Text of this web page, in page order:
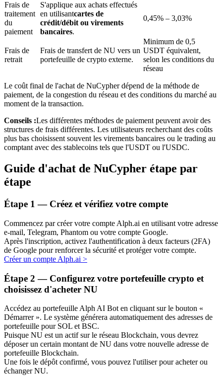
Prêts
Service d'emprunt adossé à des cryptomonnaies
Investissement automobile
Obtenez des bénéfices à long terme et des intérêts flexibles
Apprenez le Staking
Découvrez comment gagner un revenu passif
Bitrue
AI
Frais de
traitement
du
paiement
S'applique aux achats effectués
en utilisantcartes de
crédit/débit ou virements
bancaires.
0,45% – 3,03%
Frais de
retrait
Frais de transfert de NU vers un
portefeuille de crypto externe.
Minimum de 0,5
USDT équivalent,
selon les conditions du
réseau
Le coût final de l'achat de NuCypher dépend de la méthode de
paiement, de la congestion du réseau et des conditions du marché au
moment de la transaction.
Conseils :Les différentes méthodes de paiement peuvent avoir des
structures de frais différentes. Les utilisateurs recherchant des coûts
plus bas choisissent souvent les virements bancaires ou le trading au
comptant avec des stablecoins tels que l'USDT ou l'USDC.
Guide d'achat de NuCypher étape par
étape
Étape 1 — Créez et vérifiez votre compte
Commencez par créer votre compte Alph.ai en utilisant votre adresse
e-mail, Telegram, Phantom ou votre compte Google.
Après l'inscription, activez l'authentification à deux facteurs (2FA)
de Google pour renforcer la sécurité et protéger votre compte.
Créer un compte Alph.ai >
Étape 2 — Configurez votre portefeuille crypto et
choisissez d'acheter NU
Accédez au portefeuille Alph AI Bot en cliquant sur le bouton «
Démarrer ». Le système générera automatiquement des adresses de
portefeuille pour SOL et BSC.
Puisque NU est un actif sur le réseau Blockchain, vous devrez
déposer un certain montant de NU dans votre nouvelle adresse de
portefeuille Blockchain.
Une fois le dépôt confirmé, vous pouvez l'utiliser pour acheter ou
échanger NU.